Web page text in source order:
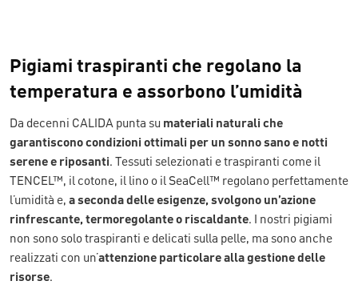
Pigiami traspiranti che regolano la
temperatura e assorbono l’umidità
Da decenni CALIDA punta su materiali naturali che
garantiscono condizioni ottimali per un sonno sano e notti
serene e riposanti. Tessuti selezionati e traspiranti come il
TENCEL™, il cotone, il lino o il SeaCell™ regolano perfettamente
l’umidità e, aseconda delle esigenze, svolgono un’azione
rinfrescante, termoregolante o riscaldante. I nostri pigiami
non sono solo traspiranti e delicati sulla pelle, ma sono anche
realizzati con un’attenzione particolare alla gestione delle
risorse.